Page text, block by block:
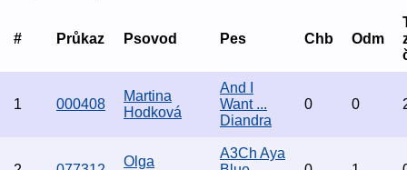
# Průkaz Psovod Pes Chb Odm
1 000408
Martina
Hodková
And I
Want ...
Diandra
0 0
Olga
A3Ch Aya